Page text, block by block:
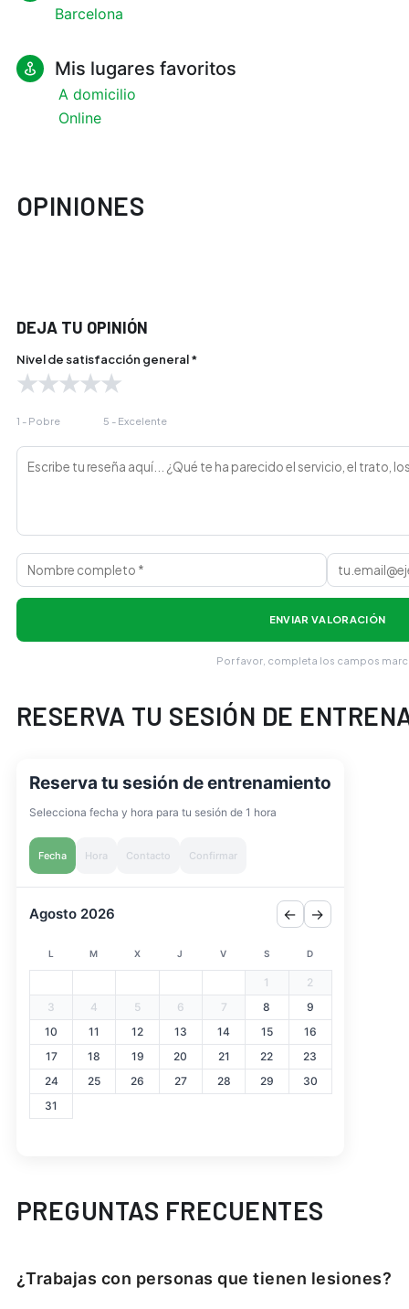
Barcelona
Mis lugares favoritos
A domicilio
Online
OPINIONES
DEJA TU OPINIÓN
Nivel de satisfacción general *
★
★
★
★
★
1 - Pobre 5 - Excelente
ENVIAR VALORACIÓN
Por favor, completa los campos
RESERVA TU SESIÓN DE
Reserva tu sesión de entrenamiento
Selecciona fecha y hora para tu sesión de 1 hora
Fecha Hora Contacto Confirmar
Agosto 2026 ← →
L M X J V S D
1
2
3
4 5 6 7 8
9
10
11 12 13 14 15
16
17
18 19 20 21 22
23
24
25 26 27 28 29
30
31
PREGUNTAS FRECUENTES
¿Trabajas con personas que tienen lesiones?